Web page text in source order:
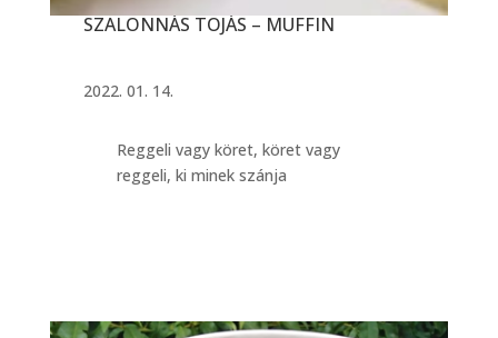
SZALONNÁS TOJÁS – MUFFIN
2022. 01. 14.
Reggeli vagy köret, köret vagy
reggeli, ki minek szánja